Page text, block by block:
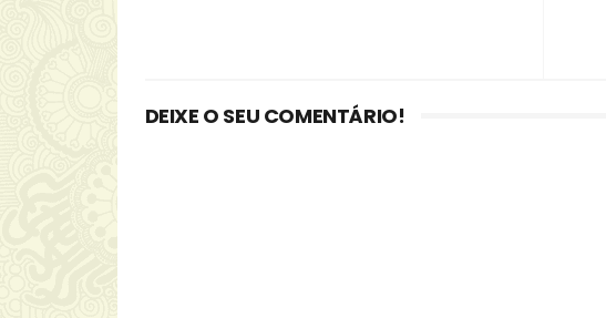
DEIXE O SEU COMENTÁRIO!